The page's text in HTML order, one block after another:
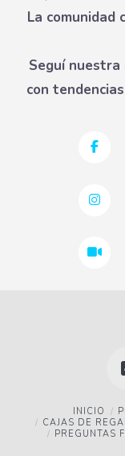
La comunidad
Seguí
con
INICIO
CAJAS DE
PREGUNTAS